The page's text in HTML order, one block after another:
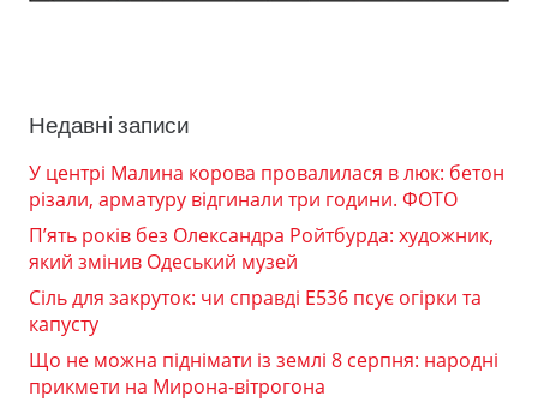
Недавні записи
У центрі Малина корова провалилася в люк: бетон
різали, арматуру відгинали три години. ФОТО
П’ять років без Олександра Ройтбурда: художник,
який змінив Одеський музей
Сіль для закруток: чи справді Е536 псує огірки та
капусту
Що не можна піднімати із землі 8 серпня: народні
прикмети на Мирона-вітрогона